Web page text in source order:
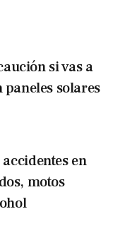
si vas a
solares
en
motos